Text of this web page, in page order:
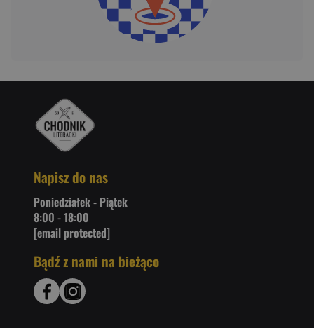
Napisz do nas
Poniedziałek - Piątek
8:00 - 18:00
[email protected]
Bądź z nami na bieżąco